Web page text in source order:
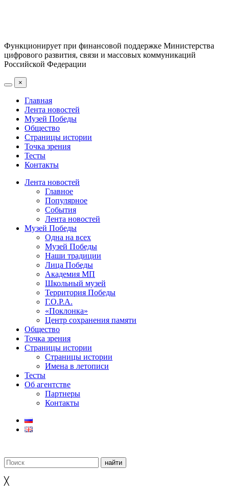
Функционирует при финансовой поддержке Министерства
цифрового развития, связи и массовых коммуникаций
Российской Федерации
×
Главная
Лента новостей
Музей Победы
Общество
Страницы истории
Точка зрения
Тесты
Контакты
Лента новостей
Главное
Популярное
События
Лента новостей
Музей Победы
Одна на всех
Музей Победы
Наши традиции
Лица Победы
Академия МП
Школьный музей
Территория Победы
Г.О.Р.А.
«Поклонка»
Центр сохранения памяти
Общество
Точка зрения
Страницы истории
Страницы истории
Имена в летописи
Тесты
Об агентстве
Партнеры
Контакты
╳